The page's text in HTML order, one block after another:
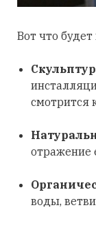
Вот что
смотрится
отражение
воды,